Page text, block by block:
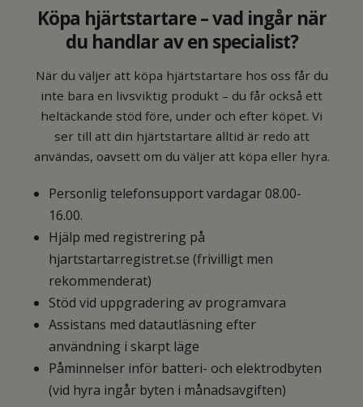
Köpa hjärtstartare – vad ingår när
du handlar av en specialist?
När du väljer att köpa hjärtstartare hos oss får du
inte bara en livsviktig produkt – du får också ett
heltäckande stöd före, under och efter köpet. Vi
ser till att din hjärtstartare alltid är redo att
användas, oavsett om du väljer att köpa eller hyra.
Personlig telefonsupport vardagar 08.00-
16.00.
Hjälp med registrering på
hjartstartarregistret.se (frivilligt men
rekommenderat)
Stöd vid uppgradering av programvara
Assistans med datautläsning efter
användning i skarpt läge
Påminnelser inför batteri- och elektrodbyten
(vid hyra ingår byten i månadsavgiften)